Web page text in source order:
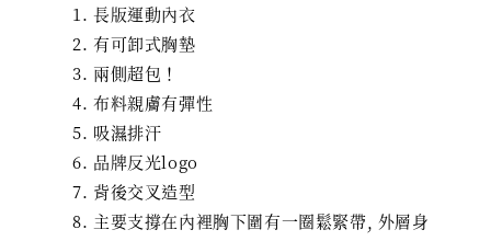
長版運動內衣
有可卸式胸墊
兩側超包！
布料親膚有彈性
吸濕排汗
品牌反光logo
背後交叉造型
主要支撐在內裡胸下圍有一圈鬆緊帶, 外層身